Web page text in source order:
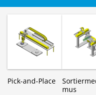
Pick-and-Place
mus